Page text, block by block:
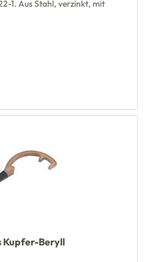
1. Aus Stahl, verzinkt, mit
Kupfer-Beryll